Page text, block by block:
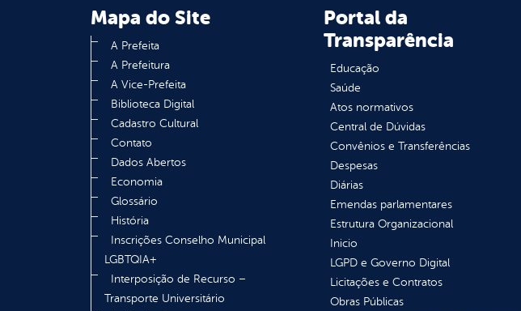
Mapa do Site
A Prefeita
A Prefeitura
A Vice-Prefeita
Biblioteca Digital
Cadastro Cultural
Contato
Dados Abertos
Economia
Glossário
História
Inscrições Conselho Municipal
LGBTQIA+
Interposição de Recurso –
Transporte Universitário
Portal da
Transparência
Educação
Saúde
Atos normativos
Central de Dúvidas
Convênios e Transferências
Despesas
Diárias
Emendas parlamentares
Estrutura Organizacional
Inicio
LGPD e Governo Digital
Licitações e Contratos
Obras Públicas